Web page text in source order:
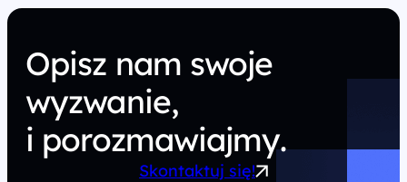
Opisz nam swoje
wyzwanie,
i porozmawiajmy.
Skontaktuj się!